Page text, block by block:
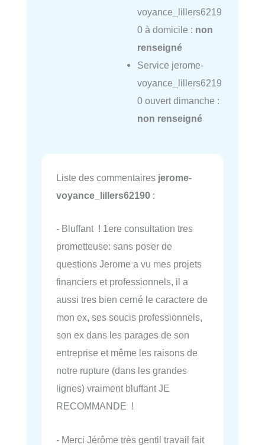
voyance_lillers6219
0 à domicile : non
renseigné
Service jerome-
voyance_lillers6219
0 ouvert dimanche :
non renseigné
Liste des commentaires jerome-
voyance_lillers62190 :
- Bluffant ! 1ere consultation tres
prometteuse: sans poser de
questions Jerome a vu mes projets
financiers et professionnels, il a
aussi tres bien cerné le caractere de
mon ex, ses soucis professionnels,
son ex dans les parages de son
entreprise et même les raisons de
notre rupture (dans les grandes
lignes) vraiment bluffant JE
RECOMMANDE !
- Merci Jérôme très gentil travail fait